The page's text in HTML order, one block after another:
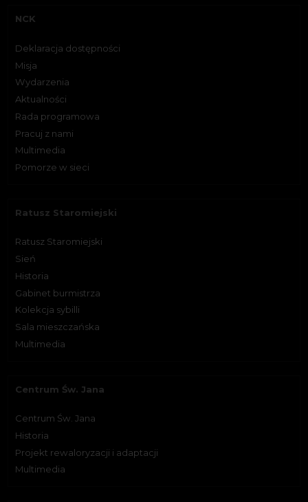
NCK
Deklaracja dostępności
Misja
Wydarzenia
Aktualności
Rada programowa
Pracuj z nami
Multimedia
Pomorze w sieci
Ratusz Staromiejski
Ratusz Staromiejski
Sień
Historia
Gabinet burmistrza
Kolekcja sybilli
Sala mieszczańska
Multimedia
Centrum Św. Jana
Centrum Św. Jana
Historia
Projekt rewaloryzacji i adaptacji
Multimedia